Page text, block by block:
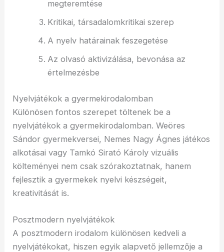
megteremtése
Kritikai, társadalomkritikai szerep
A nyelv határainak feszegetése
Az olvasó aktivizálása, bevonása az
értelmezésbe
Nyelvjátékok a gyermekirodalomban
Különösen fontos szerepet töltenek be a
nyelvjátékok a gyermekirodalomban. Weöres
Sándor gyermekversei, Nemes Nagy Ágnes játékos
alkotásai vagy Tamkó Sirató Károly vizuális
költeményei nem csak szórakoztatnak, hanem
fejlesztik a gyermekek nyelvi készségeit,
kreativitását is.
Posztmodern nyelvjátékok
A posztmodern irodalom különösen kedveli a
nyelvjátékokat, hiszen egyik alapvető jellemzője a